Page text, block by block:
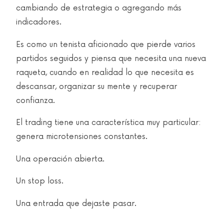
cambiando de estrategia o agregando más
indicadores.
Es como un tenista aficionado que pierde varios
partidos seguidos y piensa que necesita una nueva
raqueta, cuando en realidad lo que necesita es
descansar, organizar su mente y recuperar
confianza.
El trading tiene una característica muy particular:
genera microtensiones constantes.
Una operación abierta.
Un stop loss.
Una entrada que dejaste pasar.